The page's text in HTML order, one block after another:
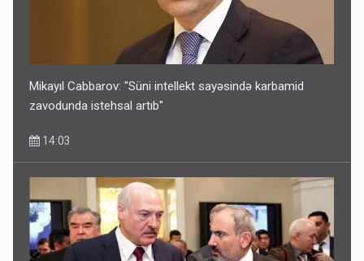
Mikayıl Cabbarov: "Süni intellekt sayəsində karbamid
zavodunda istehsal artıb"
14:03